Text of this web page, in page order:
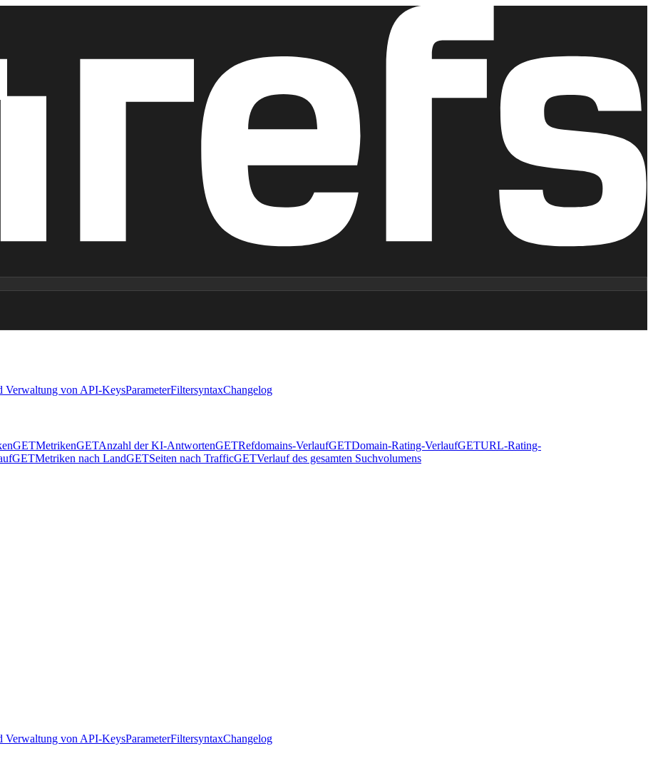
Verwaltung von API-KeysParameterFiltersyntaxChangelog
GETMetrikenGETAnzahl der KI-AntwortenGETRefdomains-VerlaufGETDomain-Rating-VerlaufGETURL-Rating-
GETMetriken nach LandGETSeiten nach TrafficGETVerlauf des gesamten Suchvolumens
Verwaltung von API-KeysParameterFiltersyntaxChangelog